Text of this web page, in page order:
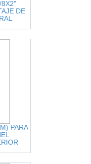
8X2"
DE
PARA